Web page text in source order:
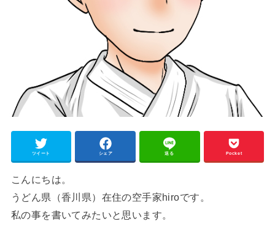
ツイート シェア 送る Pocket
こんにちは。
うどん県（香川県）在住の空手家hiroです。
私の事を書いてみたいと思います。